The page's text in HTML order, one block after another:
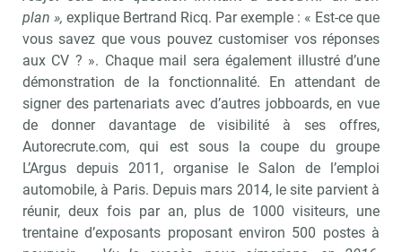
plan », explique Bertrand Ricq. Par exemple : « Est-ce que
vous savez que vous pouvez customiser vos réponses
aux CV ? ». Chaque mail sera également illustré d’une
démonstration de la fonctionnalité. En attendant de
signer des partenariats avec d’autres jobboards, en vue
de donner davantage de visibilité à ses offres,
Autorecrute.com, qui est sous la coupe du groupe
L’Argus depuis 2011, organise le Salon de l’emploi
automobile, à Paris. Depuis mars 2014, le site parvient à
réunir, deux fois par an, plus de 1000 visiteurs, une
trentaine d’exposants proposant environ 500 postes à